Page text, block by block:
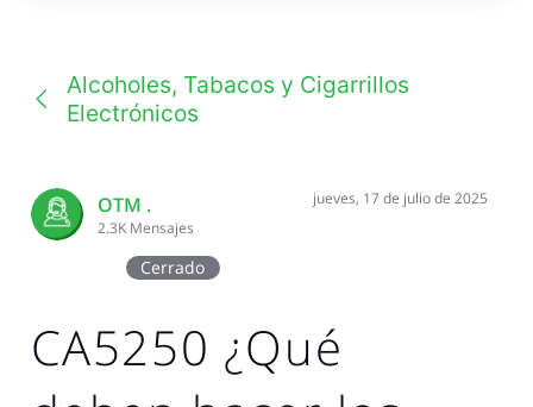
Alcoholes, Tabacos y Cigarrillos
Electrónicos
OTM .
2.3K Mensajes
jueves, 17 de julio de 2025
Cerrado
CA5250 ¿Qué